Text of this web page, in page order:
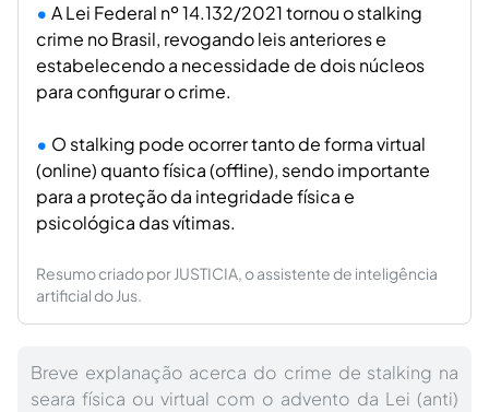
A Lei Federal nº 14.132/2021 tornou o stalking
crime no Brasil, revogando leis anteriores e
estabelecendo a necessidade de dois núcleos
para configurar o crime.
O stalking pode ocorrer tanto de forma virtual
(online) quanto física (offline), sendo importante
para a proteção da integridade física e
psicológica das vítimas.
Resumo criado por JUSTICIA, o assistente de inteligência
artificial do Jus.
Breve explanação acerca do crime de stalking na
seara física ou virtual com o advento da Lei (anti)